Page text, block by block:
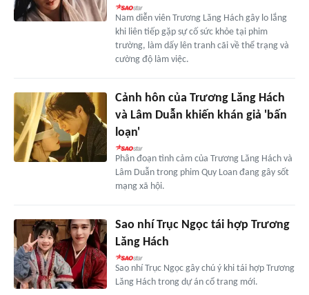
Nam diễn viên Trương Lăng Hách gây lo lắng
khi liên tiếp gặp sự cố sức khỏe tại phim
trường, làm dấy lên tranh cãi về thể trạng và
cường độ làm việc.
Cảnh hôn của Trương Lăng Hách
và Lâm Duẫn khiến khán giả 'bấn
loạn'
Phân đoạn tình cảm của Trương Lăng Hách và
Lâm Duẫn trong phim Quy Loan đang gây sốt
mạng xã hội.
Sao nhí Trục Ngọc tái hợp Trương
Lăng Hách
Sao nhí Trục Ngọc gây chú ý khi tái hợp Trương
Lăng Hách trong dự án cổ trang mới.